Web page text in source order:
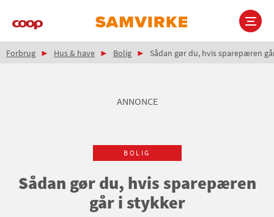
Main
Brødkrumme
Forbrug Hus & have Bolig Sådan gør du, hvis sparepæren
ANNONCE
BOLIG
Sådan gør du, hvis sparepæren
går i stykker